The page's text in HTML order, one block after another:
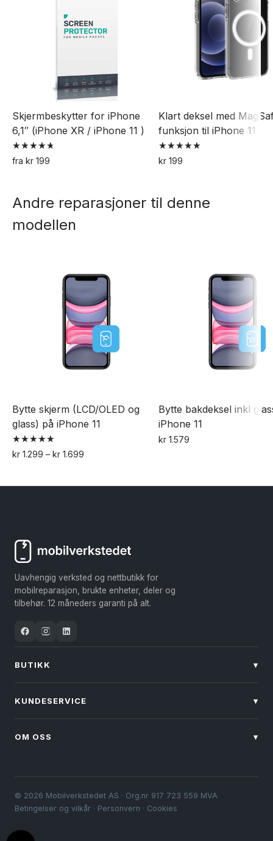
Skjermbeskytter for iPhone
6,1″ (iPhone XR / iPhone 11 )
Vurdert
4.77
fra kr 199
har
flere
produktsiden
Klart deksel med
funksjon til iPhone 11
Vurdert
5.00
kr199
Andre reparasjoner til denne
modellen
Bytte skjerm (LCD/OLED og
glass) på iPhone 11
Vurdert
5.00
kr 1.299 – kr 1.699
Bytte bakdeksel inkl
iPhone 11
kr1.579
Uavhengig verksted og nettbutikk for
mobilreparasjon, brukte enheter, deler og
tilbehør. 12 måneders garanti på alt.
BUTIKK ▾
KUNDESERVICE ▾
OM OSS ▾
© 2026 Mobilverkstedet AS · Org.nr 917 723 559 MVA
Betingelser og vilkår · Personvern · Cookies